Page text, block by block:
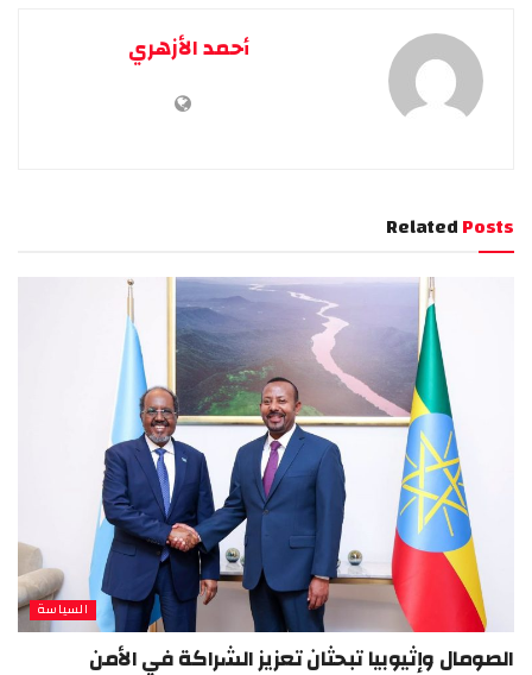
أحمد الأزهري
RelatedPosts
السياسة
الصومال وإثيوبيا تبحثان تعزيز الشراكة في الأمن